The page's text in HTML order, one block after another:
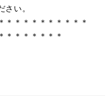
さい。
＊＊＊＊＊＊＊＊＊＊
＊＊＊＊＊＊＊